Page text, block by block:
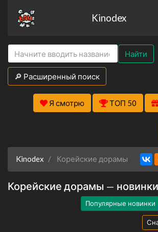
Kinodex
Найти
🔎 Расширенный поиск
Я смотрю ТОП 50
Kinodex Корейские дорамы
Корейские дорамы —
Популярные новинки